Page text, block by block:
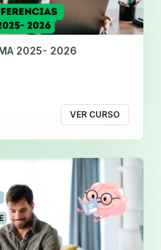
2025- 2026
VER CURSO